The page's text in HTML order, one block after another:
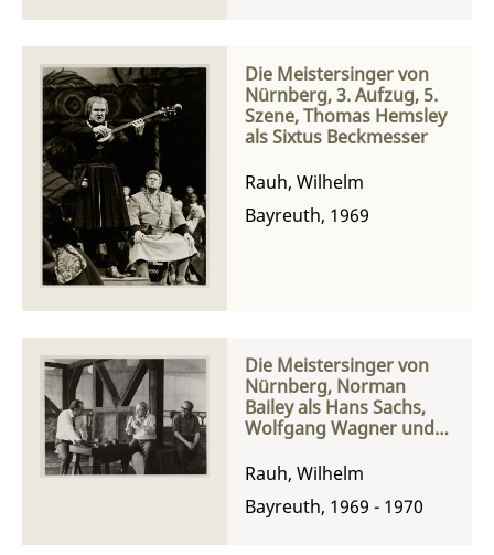
Die Meistersinger von
Nürnberg, 3. Aufzug, 5.
Szene, Thomas Hemsley
als Sixtus Beckmesser
Rauh, Wilhelm
Bayreuth, 1969
Die Meistersinger von
Nürnberg, Norman
Bailey als Hans Sachs,
Wolfgang Wagner und
Sixtus Beckmesser bei
einer Probe
Rauh, Wilhelm
Bayreuth, 1969 - 1970